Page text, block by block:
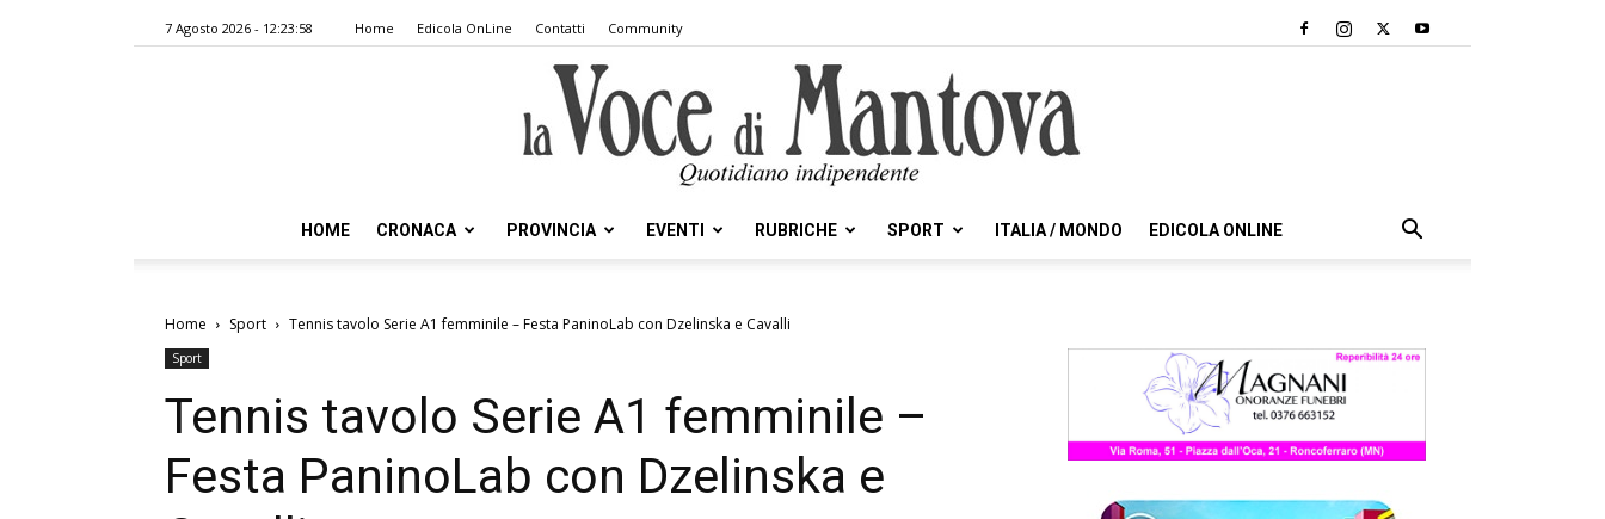
7 Agosto 2026 - 12:23:58 Home Edicola OnLine Contatti Community
Voce
HOME CRONACA PROVINCIA EVENTI RUBRICHE SPORT ITALIA / MONDO EDICOLA ONLINE
Home Sport Tennis tavolo Serie A1 femminile – Festa PaninoLab con Dzelinska e Cavalli
Sport
Tennis tavolo Serie A1 femminile –
Festa PaninoLab con Dzelinska e